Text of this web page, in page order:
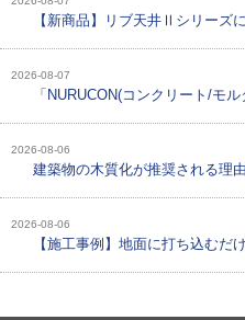
【新商品】リブ天井Ⅱシリーズ
2026-08-07
「NURUCON(コンクリート/モ
2026-08-06
建築物の木質化が推奨される理由
2026-08-06
【施工事例】地面に打ち込むだ